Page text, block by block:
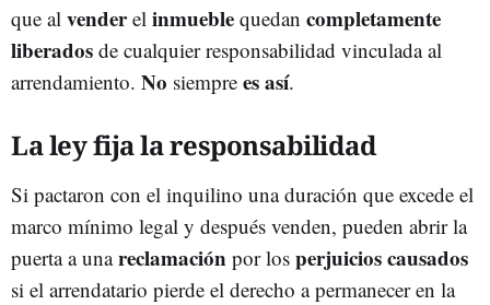
que al venderel inmueble quedan completamente
liberados de cualquier responsabilidad vinculada al
arrendamiento. No siempre esasí.
La ley fija la responsabilidad
Si pactaron con el inquilino una duración que excede el
marco mínimo legal y después venden, pueden abrir la
puerta a unareclamación por los perjuicioscausados
si el arrendatario pierde el derecho a permanecer en la